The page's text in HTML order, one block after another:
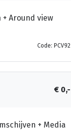
Around view
Code: PCV92
€ 0,-
+ Media